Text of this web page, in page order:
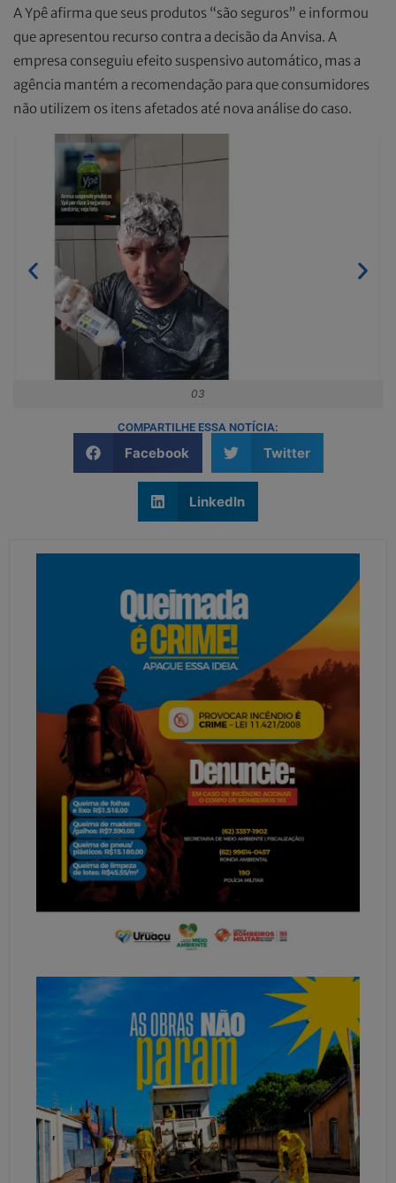
A Ypê afirma que seus produtos “são seguros” e informou
que apresentou recurso contra a decisão da Anvisa. A
empresa conseguiu efeito suspensivo automático, mas a
agência mantém a recomendação para que consumidores
não utilizem os itens afetados até nova análise do caso.
03
COMPARTILHE ESSA NOTÍCIA:
Facebook Twitter
LinkedIn